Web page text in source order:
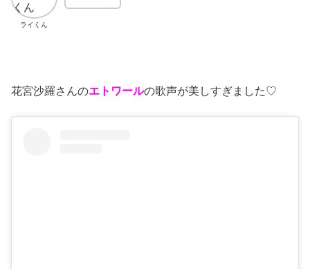
ライくん
花宮沙羅さんのエトワールの歌声が美しすぎました♡